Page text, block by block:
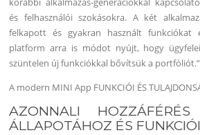
és felhasználói szokásokra. A két
felkapott és gyakran használt funkciókat
platform arra is módot nyújt, hogy
szüntelen új funkciókkal bővítsük a portfóliót.”
A modern MINI App FUNKCIÓI ÉS
AZONNALI
ÁLLAPOTÁHOZ ÉS